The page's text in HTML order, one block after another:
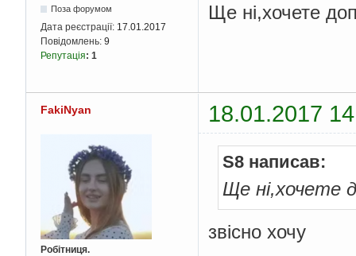
}
}
Поза форумом
Дата реєстрації: 17.01.2017
Повідомлень: 9
Репутація: 1
Ще ні,хочете
FakiNyan 18.01.2017
Робітниця.
S8 написав:
Ще ні,хочете
звісно хочу